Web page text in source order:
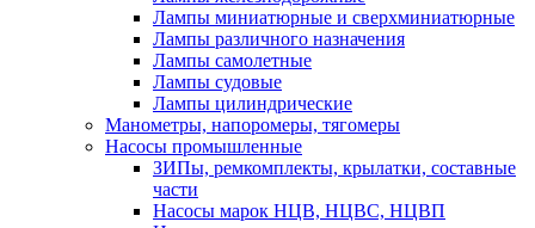
Лампы миниатюрные и сверхминиатюрные
Лампы различного назначения
Лампы самолетные
Лампы судовые
Лампы цилиндрические
Манометры, напоромеры, тягомеры
Насосы промышленные
ЗИПы, ремкомплекты, крылатки, составные
части
Насосы марок НЦВ, НЦВС, НЦВП